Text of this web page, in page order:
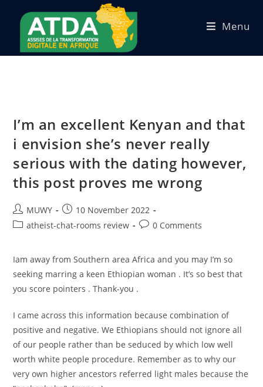
Menu
I’m an excellent Kenyan and that
i envision she’s never really
serious with the dating however,
this post proves me wrong
MUWY
10 November 2022
atheist-chat-rooms review
0 Comments
Iam away from Southern area Africa and you may I’m so
seeking marring a keen Ethiopian woman . It’s so best that
you score pointers . Thank-you .
I came across this information because combination of
positive and negative. We Ethiopians should not ignore all
of our people rather than be seduced by which low well
worth white people procedure. Remember as to why our
very own higher ancestors referred light males because the